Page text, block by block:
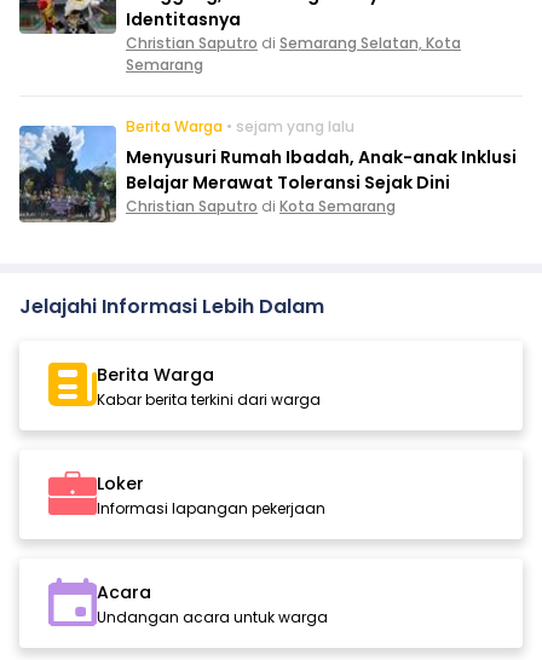
Identitasnya
Christian Saputro di Semarang Selatan, Kota
Semarang
Berita Warga • sejam yang lalu
Menyusuri Rumah Ibadah, Anak-anak Inklusi
Belajar Merawat Toleransi Sejak Dini
Christian Saputro di Kota Semarang
Jelajahi Informasi Lebih Dalam
Berita Warga
Kabar berita terkini dari warga
Loker
Informasi lapangan pekerjaan
Acara
Undangan acara untuk warga